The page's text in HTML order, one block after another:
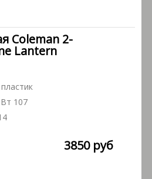
Coleman 2-
Lantern
107
3850 руб